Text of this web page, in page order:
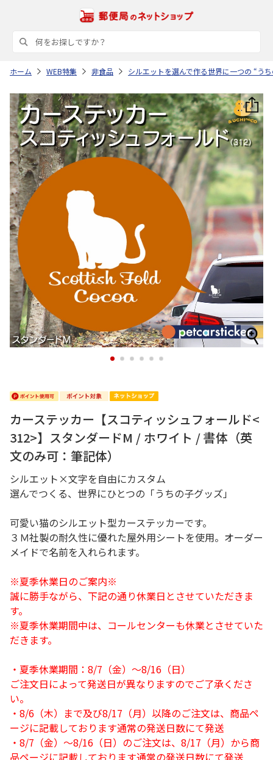
ホーム WEB特集 非食品 シルエットを選んで作る世界に一つの “う
1 2 3 4 5 6
カーステッカー【スコティッシュフォールド<
312>】スタンダードM / ホワイト / 書体（英
文のみ可：筆記体）
シルエット×文字を自由にカスタム
選んでつくる、世界にひとつの「うちの子グッズ」
可愛い猫のシルエット型カーステッカーです。
３Ｍ社製の耐久性に優れた屋外用シートを使用。オーダー
メイドで名前を入れられます。
※夏季休業日のご案内※
誠に勝手ながら、下記の通り休業日とさせていただきま
す。
※夏季休業期間中は、コールセンターも休業とさせていた
だきます。
・夏季休業期間：8/7（金）～8/16（日）
ご注文日によって発送日が異なりますのでご了承くださ
い。
・8/6（木）まで及び8/17（月）以降のご注文は、商品ペ
ージに記載しております通常の発送日数にて発送
・8/7（金）～8/16（日）のご注文は、8/17（月）から商
品ページに記載しております通常の発送日数にて発送